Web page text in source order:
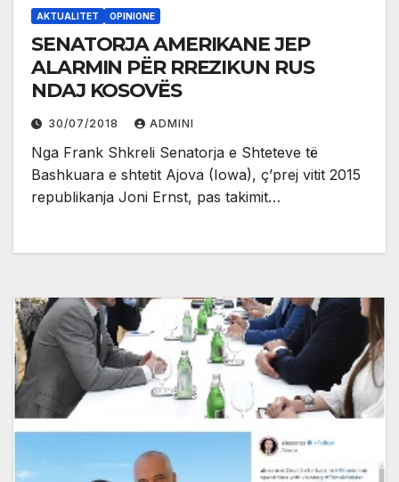
AKTUALITET OPINIONE
SENATORJA AMERIKANE JEP
ALARMIN PËR RREZIKUN RUS
NDAJ KOSOVËS
30/07/2018 ADMINI
Nga Frank Shkreli Senatorja e Shteteve të
Bashkuara e shtetit Ajova (Iowa), ç’prej vitit 2015
republikanja Joni Ernst, pas takimit…